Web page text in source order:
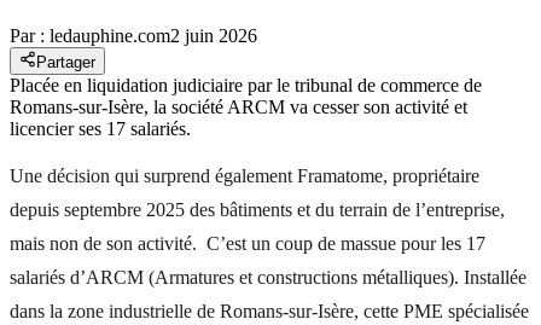
Par : ledauphine.com2 juin 2026
Partager
Placée en liquidation judiciaire par le tribunal de commerce de
Romans-sur-Isère, la société ARCM va cesser son activité et
licencier ses 17 salariés.
Une décision qui surprend également Framatome, propriétaire
depuis septembre 2025 des bâtiments et du terrain de l’entreprise,
mais non de son activité. C’est un coup de massue pour les 17
salariés d’ARCM (Armatures et constructions métalliques). Installée
dans la zone industrielle de Romans-sur-Isère, cette PME spécialisée